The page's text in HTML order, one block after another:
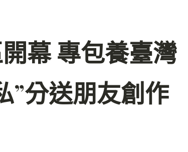
幕 專包養臺灣
”分送朋友創作